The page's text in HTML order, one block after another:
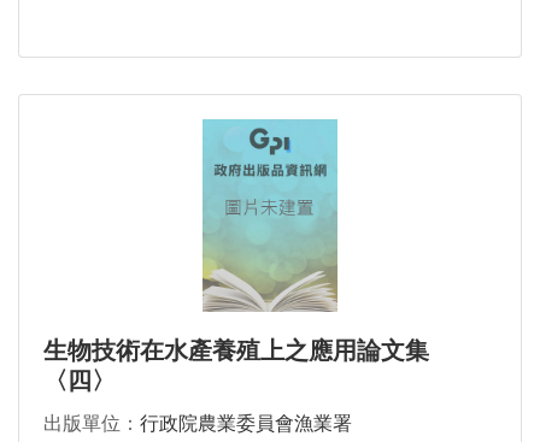
生物技術在水產養殖上之應用論文集
〈四〉
出版單位： 行政院農業委員會漁業署